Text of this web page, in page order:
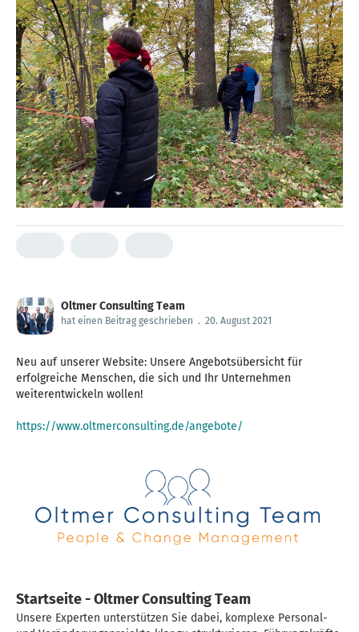
Oltmer Consulting Team
hat einen Beitrag geschrieben . 20. August 2021
Neu auf unserer Website: Unsere Angebotsübersicht für
erfolgreiche Menschen, die sich und Ihr Unternehmen
weiterentwickeln wollen!
https://www.oltmerconsulting.de/angebote/
Startseite - Oltmer Consulting Team
Unsere Experten unterstützen Sie dabei, komplexe Personal-